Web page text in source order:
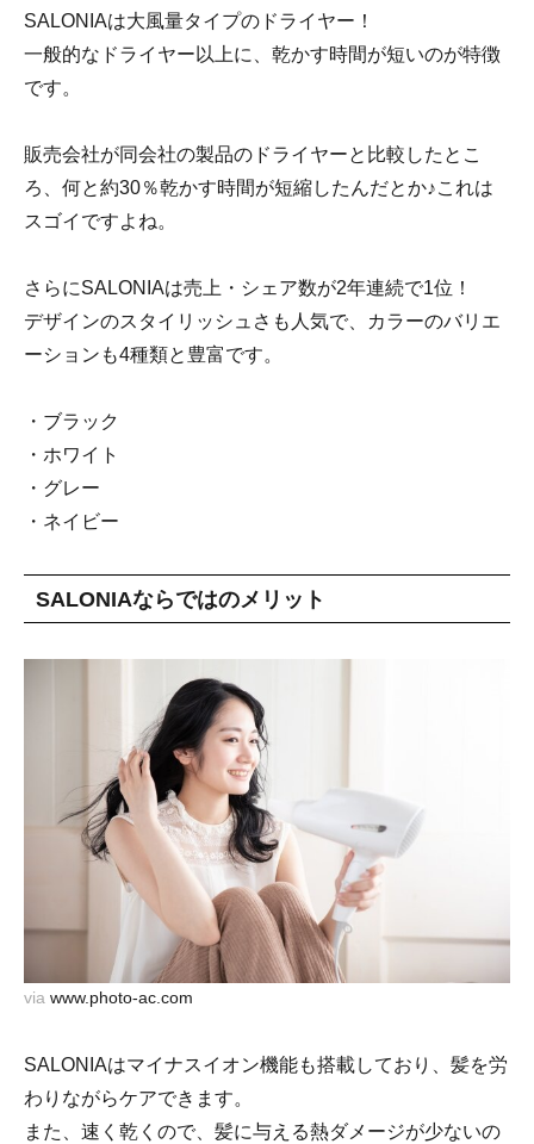
SALONIAは大風量タイプのドライヤー！
一般的なドライヤー以上に、乾かす時間が短いのが特徴
です。
販売会社が同会社の製品のドライヤーと比較したとこ
ろ、何と約30％乾かす時間が短縮したんだとか♪これは
スゴイですよね。
さらにSALONIAは売上・シェア数が2年連続で1位！
デザインのスタイリッシュさも人気で、カラーのバリエ
ーションも4種類と豊富です。
・ブラック
・ホワイト
・グレー
・ネイビー
SALONIAならではのメリット
via www.photo-ac.com
SALONIAはマイナスイオン機能も搭載しており、髪を労
わりながらケアできます。
また、速く乾くので、髪に与える熱ダメージが少ないの